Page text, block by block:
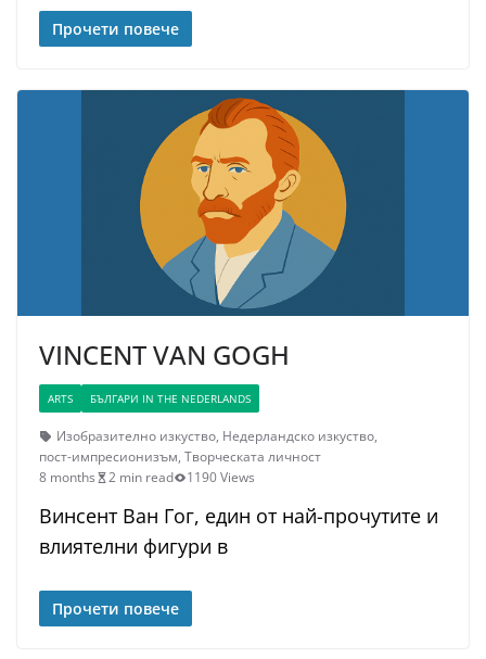
Прочети повече
VINCENT VAN GOGH
ARTS БЪЛГАРИ IN THE NEDERLANDS
Изобразително изкуство, Недерландско изкуство,
пост-импресионизъм, Творческата личност
8 months
2 min read 1190 Views
Винсент Ван Гог, един от най-прочутите и
влиятелни фигури в
Прочети повече